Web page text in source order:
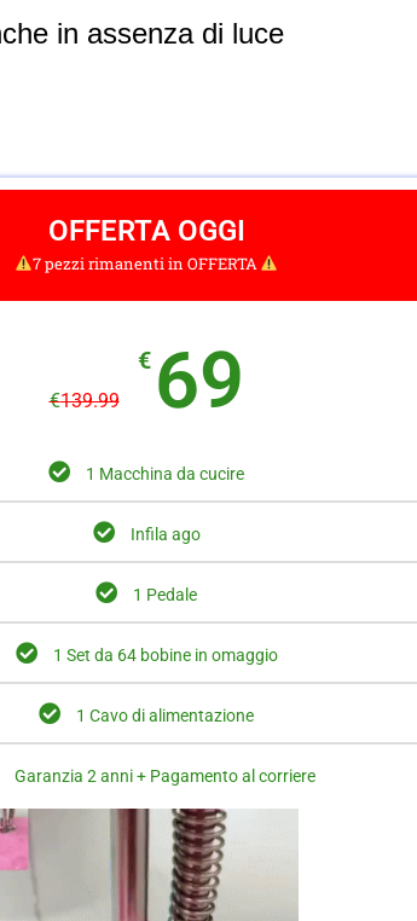
in assenza di luce
OFFERTA OGGI
7 pezzi rimanenti in OFFERTA
€139.99
€ 69
1 Macchina da cucire
Infila ago
1 Pedale
1 Set da 64 bobine in omaggio
1 Cavo di alimentazione
Garanzia 2 anni + Pagamento al corriere